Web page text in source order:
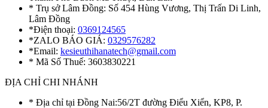
* Trụ sở Lâm Đồng: Số 454 Hùng Vương, Thị Trấn Di Linh,
Lâm Đồng
*Điện thoại: 0369124565
*ZALO BÁO GIÁ: 0329576282
*Email: kesieuthihanatech@gmail.com
* Mã Số Thuế: 3603830221
ĐỊA CHỈ CHI NHÁNH
* Địa chỉ tại Đồng Nai:56/2T đường Điểu Xiển, KP8, P.